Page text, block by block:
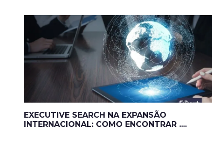
EXECUTIVE SEARCH NA EXPANSÃO
INTERNACIONAL: COMO ENCONTRAR ....